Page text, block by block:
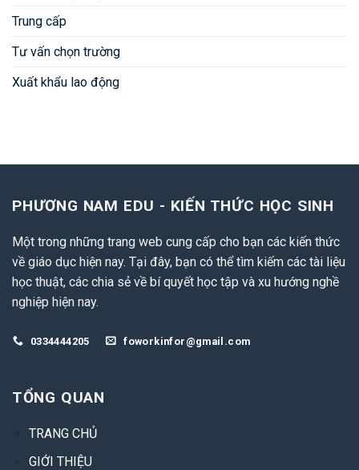
Trung cấp
Tư vấn chọn trường
Xuất khẩu lao động
PHƯƠNG NAM EDU - KIẾN THỨC HỌC SINH
Một trong những trang web cung cấp cho bạn các kiến thức
về giáo dục hiện nay. Tại đây, bạn có thể tìm kiếm các tài liệu
học thuật, các chia sẻ về bí quyết học tập và xu hướng nghề
nghiệp hiện nay.
0334444205 foworkinfor@gmail.com
TỔNG QUAN
TRANG CHỦ
GIỚI THIỆU